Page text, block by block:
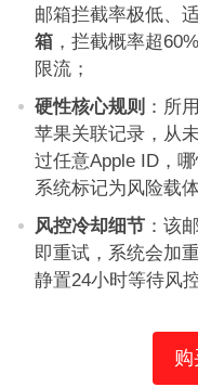
邮箱拦截率极低、
箱，拦截概率超
限流；
硬性核心规则 ：所
苹果关联记录，从
过任意Apple ID，
系统标记为风险载体
风控冷却细节：该
即重试，系统会加
静置24小时等待风